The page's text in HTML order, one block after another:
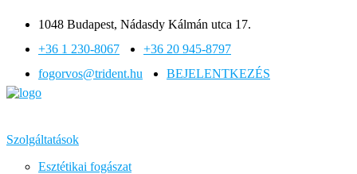
1048 Budapest, Nádasdy Kálmán utca 17.
+36 1 230-8067
+36 20 945-8797
fogorvos@trident.hu
BEJELENTKEZÉS
Szolgáltatások
Esztétikai fogászat